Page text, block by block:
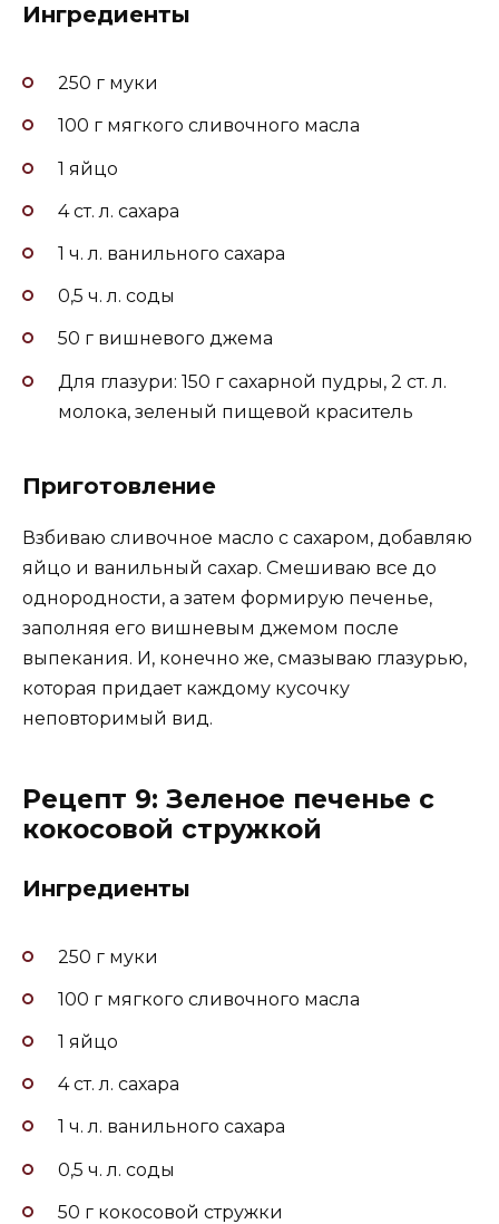
Ингредиенты
250 г муки
100 г мягкого сливочного масла
1 яйцо
4 ст. л. сахара
1 ч. л. ванильного сахара
0,5 ч. л. соды
50 г вишневого джема
Для глазури: 150 г сахарной пудры, 2 ст. л.
молока, зеленый пищевой краситель
Приготовление
Взбиваю сливочное масло с сахаром, добавляю
яйцо и ванильный сахар. Смешиваю все до
однородности, а затем формирую печенье,
заполняя его вишневым джемом после
выпекания. И, конечно же, смазываю глазурью,
которая придает каждому кусочку
неповторимый вид.
Рецепт 9: Зеленое печенье с
кокосовой стружкой
Ингредиенты
250 г муки
100 г мягкого сливочного масла
1 яйцо
4 ст. л. сахара
1 ч. л. ванильного сахара
0,5 ч. л. соды
50 г кокосовой стружки